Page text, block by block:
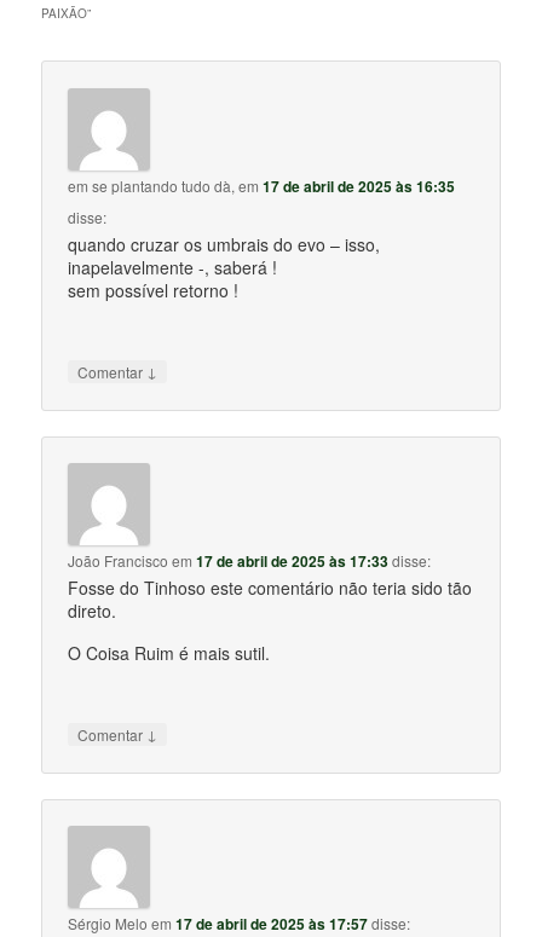
PAIXÃO”
em se plantando tudo dà, em17 de abril de 2025 às 16:35
disse:
quando cruzar os umbrais do evo – isso,
inapelavelmente -, saberá !
sem possível retorno !
Comentar ↓
João Francisco em17 de abril de 2025 às 17:33disse:
Fosse do Tinhoso este comentário não teria sido tão
direto.
O Coisa Ruim é mais sutil.
Comentar ↓
Sérgio Melo em17 de abril de 2025 às 17:57disse: